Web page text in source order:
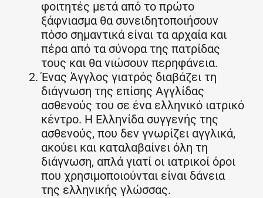
φοιτητές μετά από το πρώτο
ξάφνιασμα θα συνειδητοποιήσουν
πόσο σημαντικά είναι τα αρχαία και
πέρα από τα σύνορα της πατρίδας
τους και θα νιώσουν περηφάνεια.
Ένας Άγγλος γιατρός διαβάζει τη
διάγνωση της επίσης Αγγλίδας
ασθενούς του σε ένα ελληνικό ιατρικό
κέντρο. Η Ελληνίδα συγγενής της
ασθενούς, που δεν γνωρίζει αγγλικά,
ακούει και καταλαβαίνει όλη τη
διάγνωση, απλά γιατί οι ιατρικοί όροι
που χρησιμοποιούνται είναι δάνεια
της ελληνικής γλώσσας.